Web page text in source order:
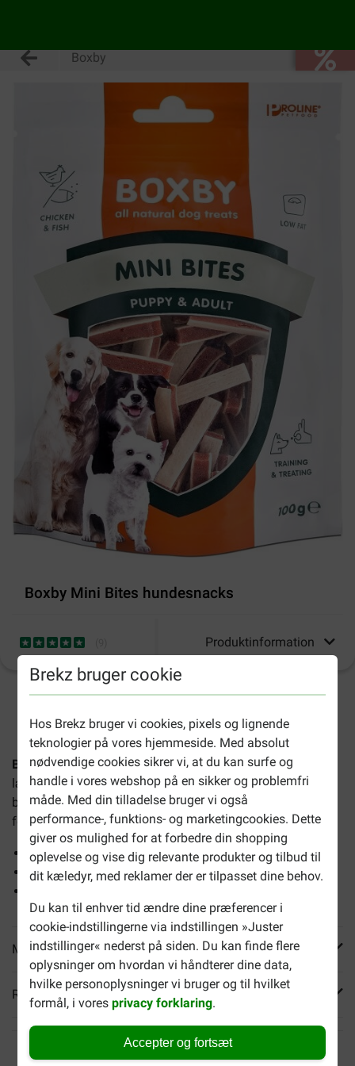
Brekz bruger cookie
Hos Brekz bruger vi cookies, pixels og lignende
teknologier på vores hjemmeside. Med absolut
nødvendige cookies sikrer vi, at du kan surfe og
handle i vores webshop på en sikker og problemfri
måde. Med din tilladelse bruger vi også
performance-, funktions- og marketingcookies. Dette
giver os mulighed for at forbedre din shopping
oplevelse og vise dig relevante produkter og tilbud til
dit kæledyr, med reklamer der er tilpasset dine behov.
Du kan til enhver tid ændre dine præferencer i
cookie-indstillingerne via indstillingen »Juster
indstillinger« nederst på siden. Du kan finde flere
oplysninger om hvordan vi håndterer dine data,
hvilke personoplysninger vi bruger og til hvilket
formål, i voresprivacy forklaring.
Accepter og fortsæt
Boxby
Boxby Mini Bites hundesnacks
Produktinformation
Boxby Mini Bites hundesnacks (100 gram)består af små
lækre godbidder. Perfekte til at give din hund som
belønning under hundetræningen eller bare som ekstra
forkælelse.
Egnet til hvalpe og små (voksne) hunde
Glutenfri
Mere info
Reviews